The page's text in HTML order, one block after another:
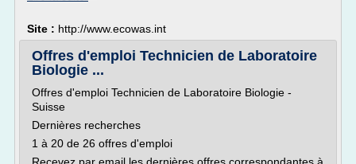
Site : http://www.ecowas.int
Offres d'emploi Technicien de Laboratoire
Biologie ...
Offres d'emploi Technicien de Laboratoire Biologie -
Suisse
Dernières recherches
1 à 20 de 26 offres d'emploi